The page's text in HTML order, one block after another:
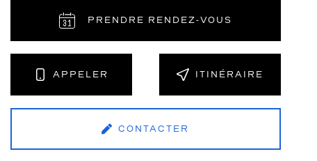
PRENDRE RENDEZ‑VOUS
APPELER ITINÉRAIRE
CONTACTER